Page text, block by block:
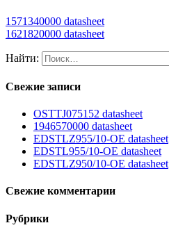
1571340000 datasheet
1621820000 datasheet
Найти:
Свежие записи
OSTTJ075152 datasheet
1946570000 datasheet
EDSTLZ955/10-OE datasheet
EDSTL955/10-OE datasheet
EDSTLZ950/10-OE datasheet
Свежие комментарии
Рубрики